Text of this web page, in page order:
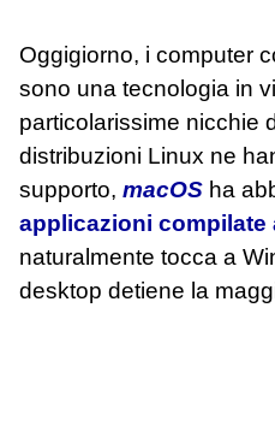
Oggigiorno, i computer
sono una tecnologia in
particolarissime nicchie
distribuzioni Linux ne
supporto, macOS ha
applicazioni compilate
naturalmente tocca a
desktop detiene la